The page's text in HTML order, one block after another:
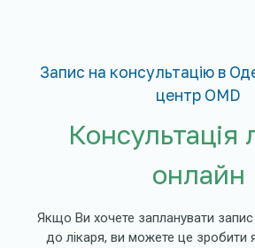
Запис на консультацію в
центр OMD
Консультація
онлайн
Якщо Ви хочете запланувати
до лікаря, ви можете це зробити